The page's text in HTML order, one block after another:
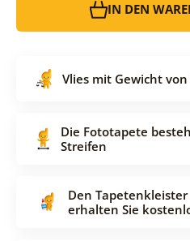
IN DEN
Vlies mit Gewicht von
Die Fototapete
Streifen
Den
erhalten Sie